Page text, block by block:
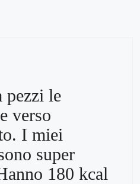
pezzi le
verso
I miei
super
180 kcal